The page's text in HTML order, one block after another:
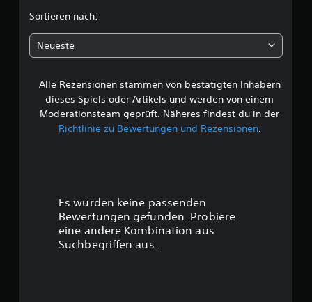
h
e
B
e
Sortieren nach:
Neueste
Alle Rezensionen stammen von bestätigten Inhabern
dieses Spiels oder Artikels und werden von einem
Moderationsteam geprüft. Näheres findest du in der
Richtlinie zu Bewertungen und Rezensionen.
Es wurden keine passenden
Bewertungen gefunden. Probiere
eine andere Kombination aus
Suchbegriffen aus.